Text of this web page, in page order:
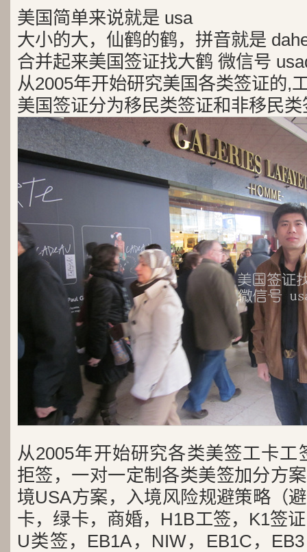
美国简单来说就是 usa
大小的大，仙鹤的鹤，拼音就是
合并起来美国签证找大鹤 微信号
从2005年开始研究美国各类签证的,
美国签证分为移民类签证和非移民
从2005年开始研究各类美签工卡工
拒签，一对一定制各类美签加分方
境USA方案，入境风险规避策略（
卡，绿卡，商婚，H1B工签，K1签
U类签，EB1A，NIW，EB1C，